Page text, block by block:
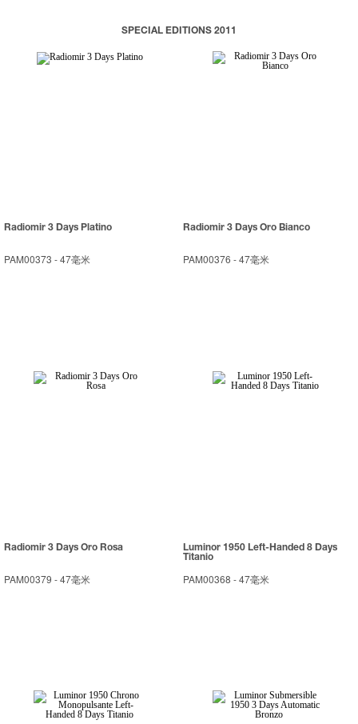
SPECIAL EDITIONS 2011
Radiomir 3 Days Platino
PAM00373 -47毫米
Radiomir 3 Days Oro Bianco
PAM00376 -47毫米
Radiomir 3 Days Oro Rosa
PAM00379 -47毫米
Luminor 1950 Left-Handed 8 Days
Titanio
PAM00368 -47毫米